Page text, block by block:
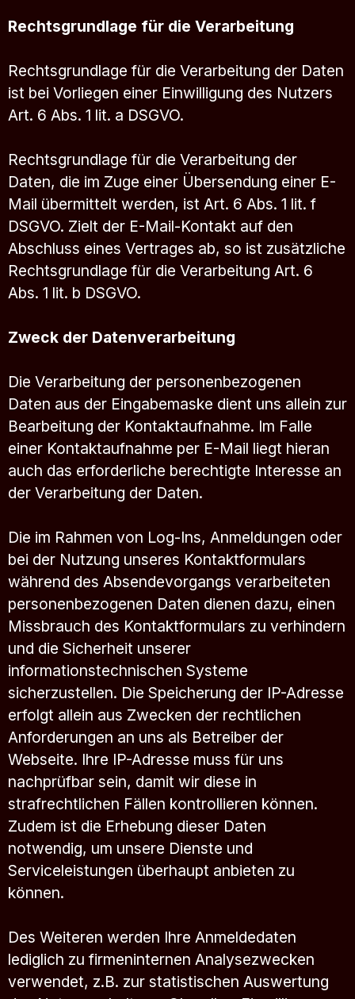
Rechtsgrundlage für die Verarbeitung
Rechtsgrundlage für die Verarbeitung der Daten
ist bei Vorliegen einer Einwilligung des Nutzers
Art. 6 Abs. 1 lit. a DSGVO.
Rechtsgrundlage für die Verarbeitung der
Daten, die im Zuge einer Übersendung einer E-
Mail übermittelt werden, ist Art. 6 Abs. 1 lit. f
DSGVO. Zielt der E-Mail-Kontakt auf den
Abschluss eines Vertrages ab, so ist zusätzliche
Rechtsgrundlage für die Verarbeitung Art. 6
Abs. 1 lit. b DSGVO.
Zweck der Datenverarbeitung
Die Verarbeitung der personenbezogenen
Daten aus der Eingabemaske dient uns allein zur
Bearbeitung der Kontaktaufnahme. Im Falle
einer Kontaktaufnahme per E-Mail liegt hieran
auch das erforderliche berechtigte Interesse an
der Verarbeitung der Daten.
Die im Rahmen von Log-Ins, Anmeldungen oder
bei der Nutzung unseres Kontaktformulars
während des Absendevorgangs verarbeiteten
personenbezogenen Daten dienen dazu, einen
Missbrauch des Kontaktformulars zu verhindern
und die Sicherheit unserer
informationstechnischen Systeme
sicherzustellen. Die Speicherung der IP-Adresse
erfolgt allein aus Zwecken der rechtlichen
Anforderungen an uns als Betreiber der
Webseite. Ihre IP-Adresse muss für uns
nachprüfbar sein, damit wir diese in
strafrechtlichen Fällen kontrollieren können.
Zudem ist die Erhebung dieser Daten
notwendig, um unsere Dienste und
Serviceleistungen überhaupt anbieten zu
können.
Des Weiteren werden Ihre Anmeldedaten
lediglich zu firmeninternen Analysezwecken
verwendet, z.B. zur statistischen Auswertung